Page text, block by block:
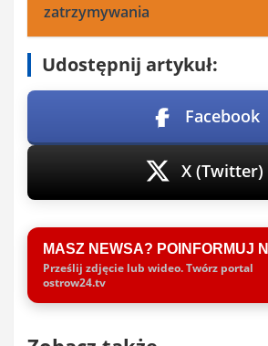
zatrzymywania
Udostępnij artykuł:
Facebook
X (Twitter)
MASZ NEWSA? POINFORMUJ
Prześlij zdjęcie lub wideo. Twórz portal
ostrow24.tv